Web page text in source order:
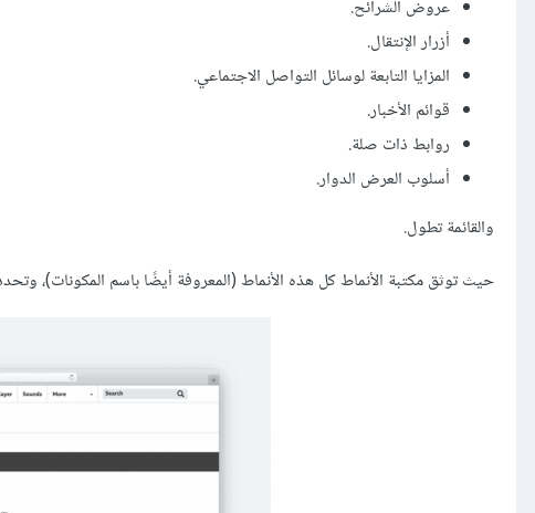
عروض الشرائح.
أزرار الإنتقال.
المزايا التابعة لوسائل التواصل الاجتماعي.
قوائم الأخبار.
روابط ذات صلة.
أسلوب العرض الدوار.
والقائمة تطول.
حيث توثق مكتبة الأنماط كل هذه الأنماط (المعروفة أيضًا باسم المكونات)،